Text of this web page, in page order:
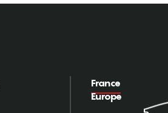
France
Europe